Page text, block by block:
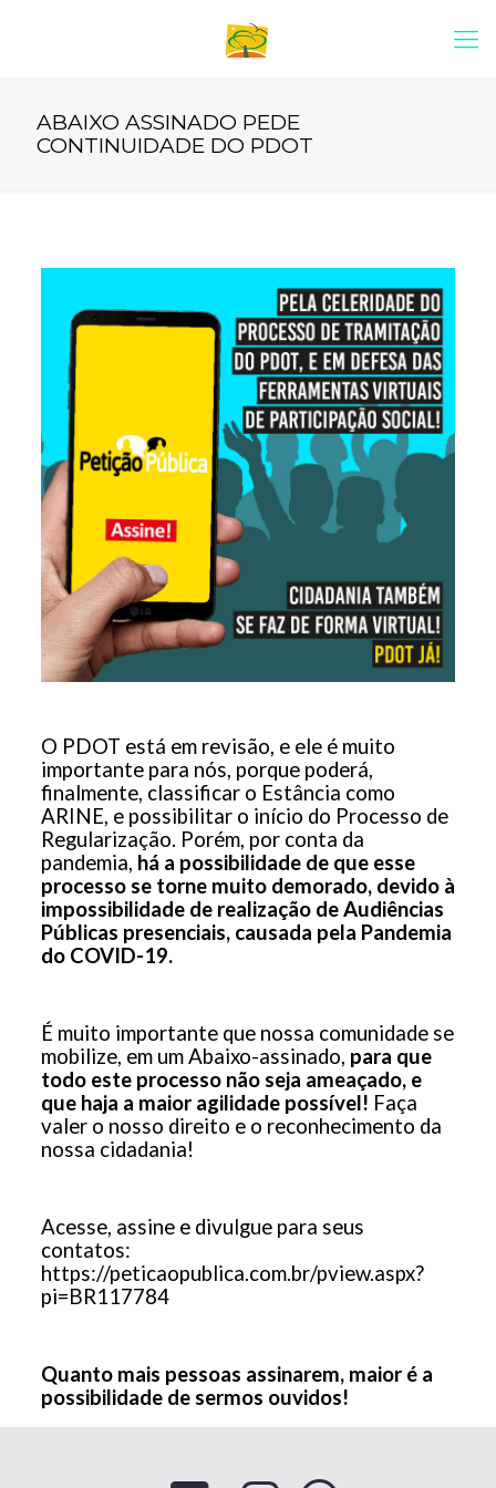
ABAIXO ASSINADO PEDE
CONTINUIDADE DO PDOT
O PDOT está em revisão, e ele é muito
importante para nós, porque poderá,
finalmente, classificar o Estância como
ARINE, e possibilitar o início do Processo de
Regularização. Porém, por conta da
pandemia, há a possibilidade de que esse
processo se torne muito demorado, devido à
impossibilidade de realização de Audiências
Públicas presenciais, causada pela Pandemia
do COVID-19.
É muito importante que nossa comunidade se
mobilize, em um Abaixo-assinado, para que
todo este processo não seja ameaçado, e
que haja a maior agilidade possível! Faça
valer o nosso direito e o reconhecimento da
nossa cidadania!
Acesse, assine e divulgue para seus
contatos:
https://peticaopublica.com.br/pview.aspx?
pi=BR117784
Quanto mais pessoas assinarem, maior é a
possibilidade de sermos ouvidos!